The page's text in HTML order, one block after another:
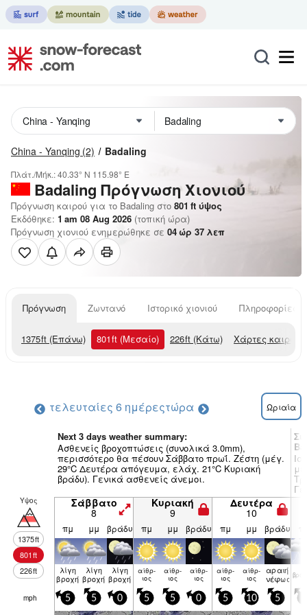
China - Yanqing (2) Badaling
Πλάτ./Μήκ.:40.33° N 115.98° E
Badaling Πρόγνωση Χιονιού
Πρόγνωση καιρού για το Badaling στο 801 ft ύψος
Εκδόθηκε: 1 am 08 Aug 2026 (τοπική ώρα)
Πρόγνωση χιονιού ενημερώθηκε σε 04ώρ 37 λεπ
Πρόγνωση Ζωντανό Ιστορικό χιονιού Πληροφορίες
1375ft (Επάνω) 801ft (Μεσαίο) 226ft (Κάτω) Χάρτες καιρού
τελευταίες 6 ημέρεςτώρα Ωριαία
Next 3 days weather summary:
Ασθενείς βροχοπτώσεις (συνολικά 3.0mm),
περισσότερο θα πέσουν Σάββατο πρωΐ. Ζέστη (μέγ.
29°C Δευτέρα απόγευμα, ελάχ. 21°C Κυριακή
βράδυ). Γενικά ασθενείς άνεμοι.
Υψος
1375ft
801ft
226ft
Σάββατο
8
Κυριακή
9
Δευτέρα
10
πμ μμ βράδυ πμ μμ βράδυ πμ μμ βράδυ
λίγη
βροχή
λίγη
βροχή
λίγη
βροχή
αίθρ­
ιος
αίθρ­
ιος
αίθρ­
ιος
αίθρ­
ιος
αίθρ­
ιος
αραιή
νέφωση
mph 5 5 0 5 5 0 5 10 5